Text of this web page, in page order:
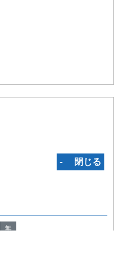
‐ 閉じる
無